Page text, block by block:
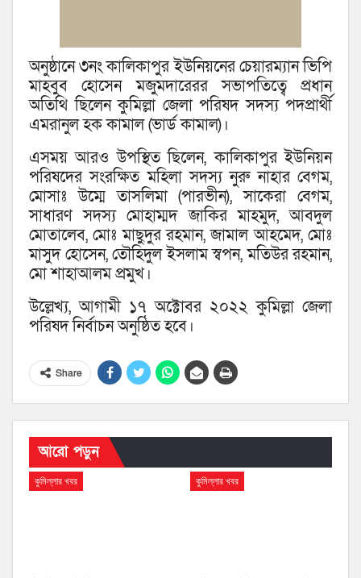
অনুষ্ঠানে ৩নং কালিকাপুর ইউনিয়নের চেয়ারম্যান ভিপি
মাহবুব হোসেন মজুমদারেরর সভাপতিত্বে প্রধান
অতিথি ছিলেন কুমিল্লা জেলা পরিষদ সদস্য পদপ্রার্থী
এমরানুল হক কামাল (ভার্ড কামাল)।
এসময় আরও উপস্থিত ছিলেন, কালিকাপুর ইউনিয়ন
পরিষদের সংরক্ষিত মহিলা সদস্য নুরু নাহার বেগম,
মোসাঃ উম্মে তাসলিমা (পারভীন), সাকেরা বেগম,
সাধারণ সদস্য মোহাম্মদ জাকির মাহমুদ, আবদুল
মোতালেব, মোঃ মাছুদুর রহমান, জামাল আহমেদ, মোঃ
মাসুদ হোসেন, তৌহিদুল ইসলাম স্বপন, মতিউর রহমান,
মো শাহাআলম প্রমুখ।
উল্লেখ্য, আগামী ১৭ অক্টোবর ২০২২ কুমিল্লা জেলা
পরিষদ নির্বাচন অনুষ্ঠিত হবে।
Share
আরো পড়ুন
কুমিল্লার খবর কুমিল্লার খবর